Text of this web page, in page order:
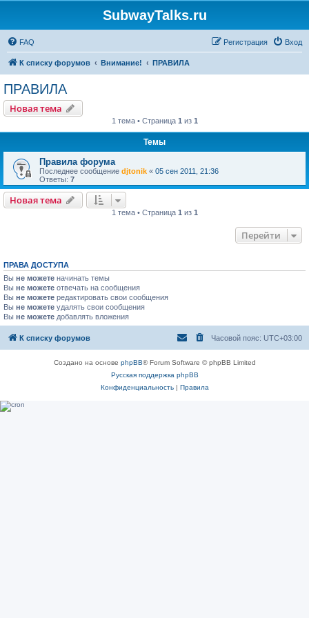
SubwayTalks.ru
FAQ Вход
Регистрация
К списку форумов Внимание! ПРАВИЛА
ПРАВИЛА
Новая тема
1 тема • Страница 1 из 1
Темы
Правила форума
Последнее сообщение djtonik « 05 сен 2011, 21:36
Ответы: 7
Новая тема
1 тема • Страница 1 из 1
Перейти
ПРАВА ДОСТУПА
Вы не можете начинать темы
Вы не можете отвечать на сообщения
Вы не можете редактировать свои сообщения
Вы не можете удалять свои сообщения
Вы не можете добавлять вложения
К списку форумов Часовой пояс: UTC+03:00
Создано на основе phpBB® Forum Software © phpBB Limited
Русская поддержка phpBB
Конфиденциальность| Правила